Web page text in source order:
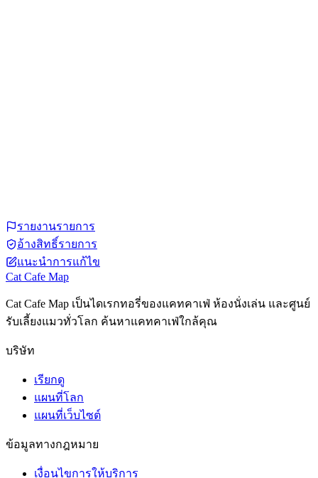
รายงานรายการ
อ้างสิทธิ์รายการ
แนะนำการแก้ไข
Cat Cafe Map
Cat Cafe Map เป็นไดเรกทอรี่ของแคทคาเฟ่ ห้องนั่งเล่น และศูนย์
รับเลี้ยงแมวทั่วโลก ค้นหาแคทคาเฟ่ใกล้คุณ
บริษัท
เรียกดู
แผนที่โลก
แผนที่เว็บไซต์
ข้อมูลทางกฎหมาย
เงื่อนไขการให้บริการ